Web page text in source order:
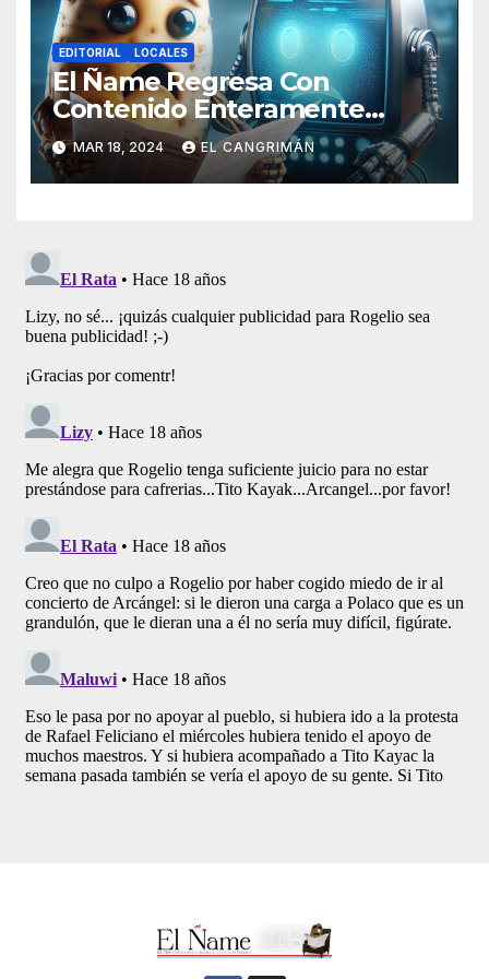
EDITORIAL LOCALES
El Ñame Regresa Con
Contenido Enteramente
Generado Por Inteligencia
Artificial
MAR 18, 2024 EL CANGRIMÁN